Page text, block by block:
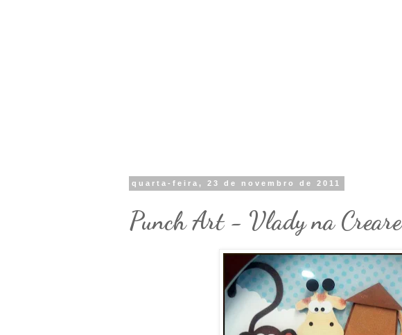
quarta-feira, 23 de novembro de 2011
Punch Art - Vlady na Creare